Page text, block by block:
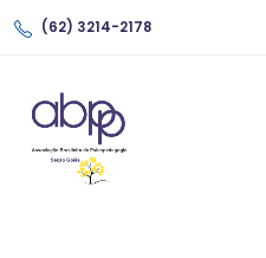
(62) 3214-2178